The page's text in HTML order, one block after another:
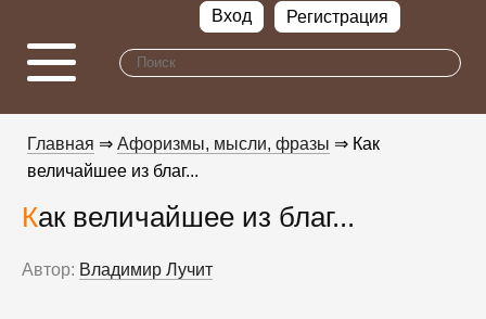
Вход Регистрация
Главная ⇒ Афоризмы, мысли, фразы ⇒ Как
величайшее из благ...
Как величайшее из благ...
Автор: Владимир Лучит